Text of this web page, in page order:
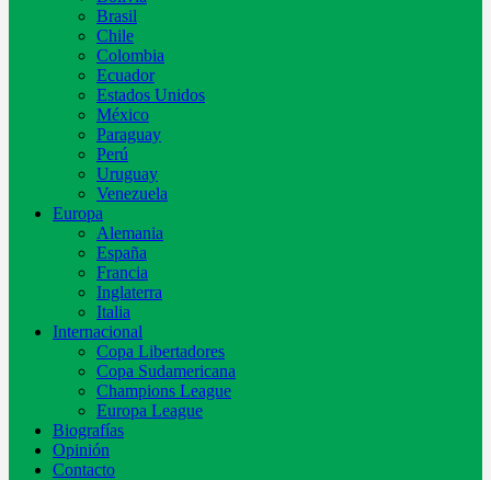
Brasil
Chile
Colombia
Ecuador
Estados Unidos
México
Paraguay
Perú
Uruguay
Venezuela
Europa
Alemania
España
Francia
Inglaterra
Italia
Internacional
Copa Libertadores
Copa Sudamericana
Champions League
Europa League
Biografías
Opinión
Contacto